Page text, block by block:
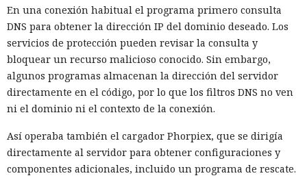
En una conexión habitual el programa primero consulta
DNS para obtener la dirección IP del dominio deseado. Los
servicios de protección pueden revisar la consulta y
bloquear un recurso malicioso conocido. Sin embargo,
algunos programas almacenan la dirección del servidor
directamente en el código, por lo que los filtros DNS no ven
ni el dominio ni el contexto de la conexión.
Así operaba también el cargador Phorpiex, que se dirigía
directamente al servidor para obtener configuraciones y
componentes adicionales, incluido un programa de rescate.